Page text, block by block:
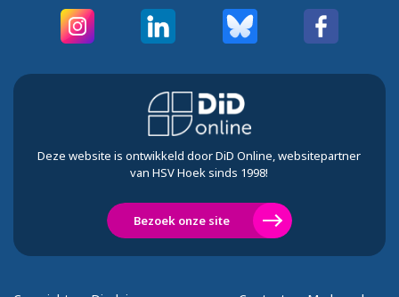
Deze website is ontwikkeld door DiD Online, websitepartner
van HSV Hoek sinds 1998!
Bezoek onze site